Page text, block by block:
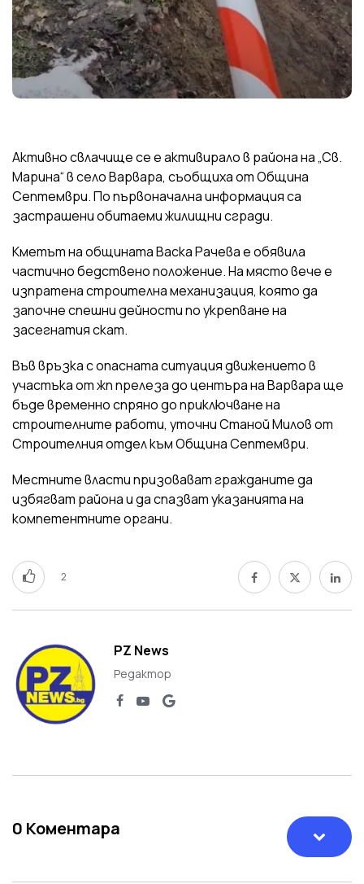
Активно свлачище се е активирало в района на „Св.
Марина“ в село Варвара, съобщиха от Община
Септември. По първоначална информация са
застрашени обитаеми жилищни сгради.
Кметът на общината Васка Рачева е обявила
частично бедствено положение. На място вече е
изпратена строителна механизация, която да
започне спешни дейности по укрепване на
засегнатия скат.
Във връзка с опасната ситуация движението в
участъка от жп прелеза до центъра на Варвара ще
бъде временно спряно до приключване на
строителните работи, уточни Станой Милов от
Строителния отдел към Община Септември.
Местните власти призовават гражданите да
избягват района и да спазват указанията на
компетентните органи.
2
PZ News
Редактор
0 Коментара